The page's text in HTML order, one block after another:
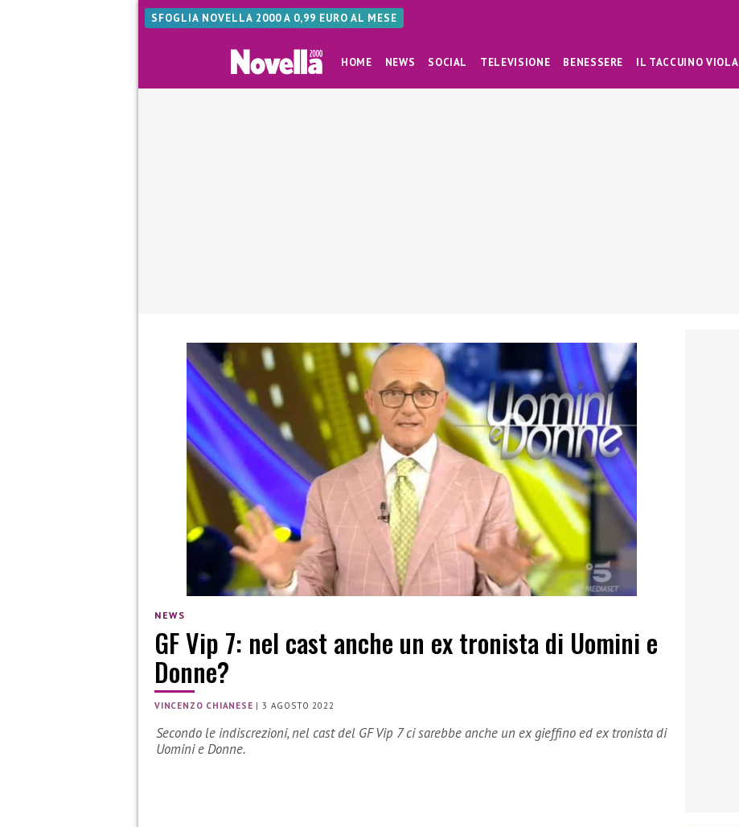
SFOGLIA NOVELLA 2000 A 0,99 EURO AL MESE
HOME NEWS SOCIAL TELEVISIONE BENESSERE IL TACCUINO VIOLA
NEWS
GF Vip 7: nel cast anche un ex tronista di Uomini e
Donne?
VINCENZO CHIANESE |3 AGOSTO 2022
Secondo le indiscrezioni, nel cast del GF Vip 7 ci sarebbe anche un ex gieffino ed ex tronista di
Uomini e Donne.